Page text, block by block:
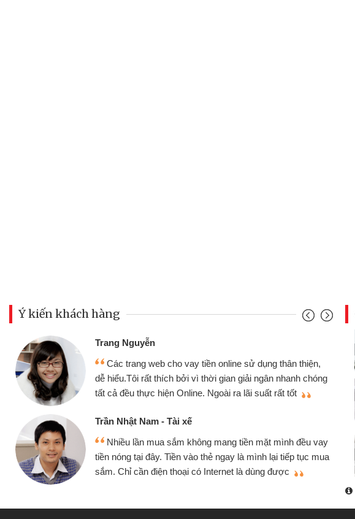
Ý kiến khách hàng
sử dụng thân thiện,
giải ngân nhanh chóng
lãi suất rất tốt
tiền mặt mình đều vay
là mình lại tiếp tục mua
là dùng được
Mình cần tiền gấp nên định cầm cố
nhưng thật may đã có gói vay tiền bằng
không cần gặp mặt nên rất tiện lợi, sẽ
bè biết
Tôi kinh doanh buôn bán nhỏ lẻ nhiều
hàng, nhờ biết đến website qua bạn bè
quyết được công việc của mình nhanh